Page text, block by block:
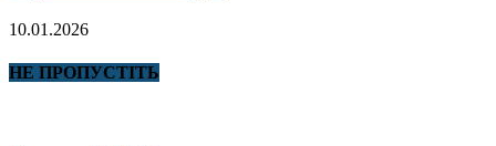
10.01.2026
НЕ ПРОПУСТІТЬ